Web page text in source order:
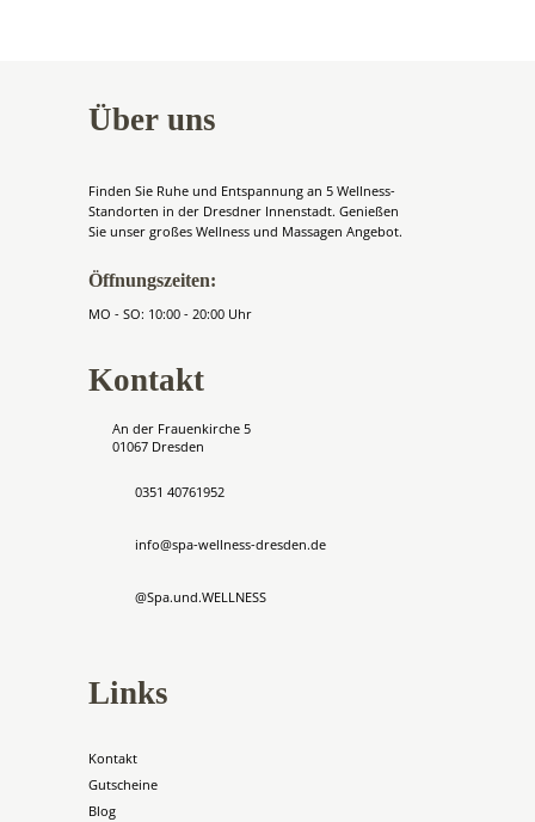
Über uns
Finden Sie Ruhe und Entspannung an 5 Wellness-
Standorten in der Dresdner Innenstadt. Genießen
Sie unser großes Wellness und Massagen Angebot.
Öffnungszeiten:
MO - SO: 10:00 - 20:00 Uhr
Kontakt
An der Frauenkirche 5
01067 Dresden
0351 40761952
info@spa-wellness-dresden.de
@Spa.und.WELLNESS
Links
Kontakt
Gutscheine
Blog